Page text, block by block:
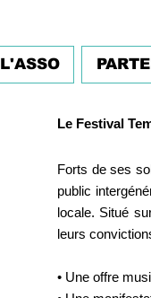
L'ASSO
Le Festival
Forts de ses
public
locale. Situé
leurs
• Une offre